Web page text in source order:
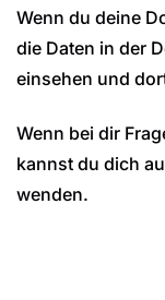
Wenn du deine
die Daten in der
einsehen und
Wenn bei dir
kannst du dich
wenden.